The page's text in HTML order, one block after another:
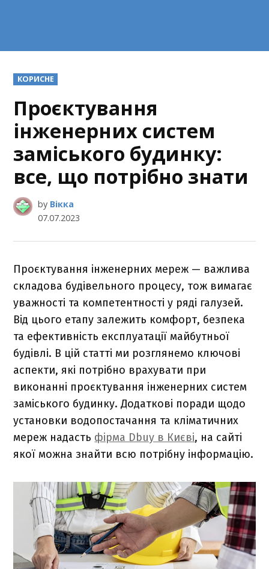
POSTED
IN
КОРИСНЕ
Проєктування
інженерних систем
заміського будинку:
все, що потрібно знати
by Вікка
07.07.2023
Проєктування інженерних мереж — важлива
складова будівельного процесу, тож вимагає
уважності та компетентності у ряді галузей.
Від цього етапу залежить комфорт, безпека
та ефективність експлуатації майбутньої
будівлі. В цій статті ми розглянемо ключові
аспекти, які потрібно врахувати при
виконанні проєктування інженерних систем
заміського будинку. Додаткові поради щодо
установки водопостачання та кліматичних
мереж надасть фірма Dbuy в Києві, на сайті
якої можна знайти всю потрібну інформацію.